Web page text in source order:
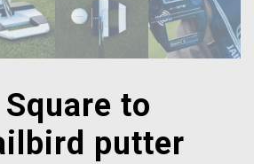
to
putter